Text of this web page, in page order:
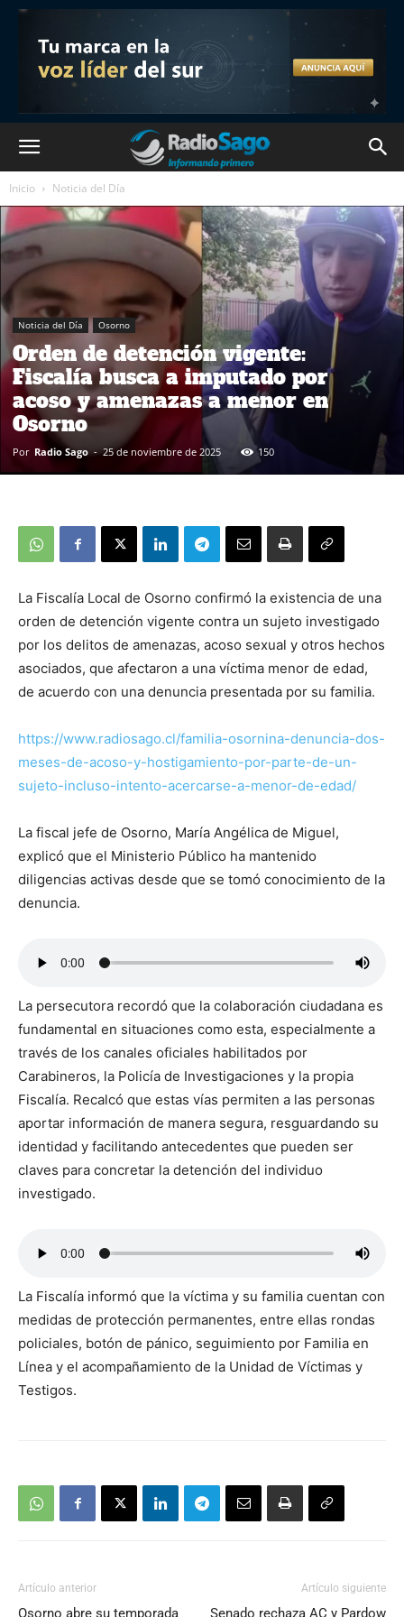
Inicio Noticia del Día
Noticia del Día Osorno
Orden de detención vigente:
Fiscalía busca a imputado por
acoso y amenazas a menor en
Osorno
Por Radio Sago - 25 de noviembre de 2025 150
La Fiscalía Local de Osorno confirmó la existencia de una
orden de detención vigente contra un sujeto investigado
por los delitos de amenazas, acoso sexual y otros hechos
asociados, que afectaron a una víctima menor de edad,
de acuerdo con una denuncia presentada por su familia.
https://www.radiosago.cl/familia-osornina-denuncia-dos-
meses-de-acoso-y-hostigamiento-por-parte-de-un-
sujeto-incluso-intento-acercarse-a-menor-de-edad/
La fiscal jefe de Osorno, María Angélica de Miguel,
explicó que el Ministerio Público ha mantenido
diligencias activas desde que se tomó conocimiento de la
denuncia.
La persecutora recordó que la colaboración ciudadana es
fundamental en situaciones como esta, especialmente a
través de los canales oficiales habilitados por
Carabineros, la Policía de Investigaciones y la propia
Fiscalía. Recalcó que estas vías permiten a las personas
aportar información de manera segura, resguardando su
identidad y facilitando antecedentes que pueden ser
claves para concretar la detención del individuo
investigado.
La Fiscalía informó que la víctima y su familia cuentan con
medidas de protección permanentes, entre ellas rondas
policiales, botón de pánico, seguimiento por Familia en
Línea y el acompañamiento de la Unidad de Víctimas y
Testigos.
Artículo anterior
Osorno abre su temporada
Artículo siguiente
Senado rechaza AC y Pardow